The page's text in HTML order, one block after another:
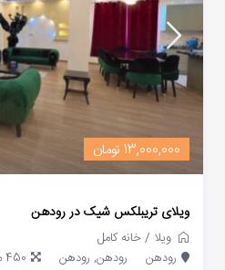
13,000,000 تومان
ویلای تریبلکس شیک در رودهن
ویلا /خانه کامل
رودهن
رودهن, رودهن 450 متر